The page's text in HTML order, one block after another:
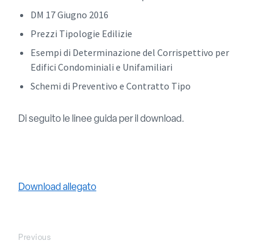
DM 17 Giugno 2016
Prezzi Tipologie Edilizie
Esempi di Determinazione del Corrispettivo per
Edifici Condominiali e Unifamiliari
Schemi di Preventivo e Contratto Tipo
Di seguito le linee guida per il download.
Download allegato
Previous